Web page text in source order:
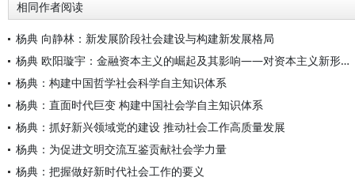
相同作者阅读
杨典 向静林：新发展阶段社会建设与构建新发展格局
杨典 欧阳璇宇：金融资本主义的崛起及其影响——对资本主义新形态①的社会学分析
杨典：构建中国哲学社会科学自主知识体系
杨典：直面时代巨变 构建中国社会学自主知识体系
杨典：抓好新兴领域党的建设 推动社会工作高质量发展
杨典：为促进文明交流互鉴贡献社会学力量
杨典：把握做好新时代社会工作的要义